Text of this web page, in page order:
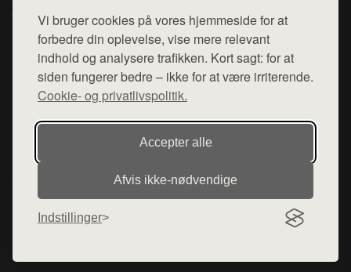
Vi bruger cookies på vores hjemmeside for at
forbedre din oplevelse, vise mere relevant
indhold og analysere trafikken. Kort sagt: for at
siden fungerer bedre – ikke for at være irriterende.
Cookie- og privatlivspolitik.
Accepter alle
Afvis ikke‑nødvendige
Indstillinger
Top Rabatter
Blog
Kontakt
Mail: hej@want.dk
Cookie- og privatlivspolitik
Denne side er en del af want.dk, der udgiver en række
hjemmesider med præsentation af forskellige produkter fra
diverse webshops. Der sælges ikke varer fra denne side - vi
henviser til de shops, som sælger varen. Vi har heller ikke
varerne på lager.